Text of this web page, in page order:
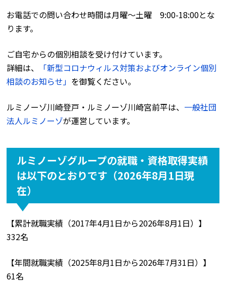
お電話での問い合わせ時間は月曜〜土曜 9:00-18:00とな
ります。
ご自宅からの個別相談を受け付けています。
詳細は、
「新型コロナウィルス対策およびオンライン個別
相談のお知らせ」 を御覧ください。
ルミノーゾ川崎登戸・ルミノーゾ川崎宮前平は、 一般社団
法人ルミノーゾが運営しています。
ルミノーゾグループの就職・資格取得実績
は以下のとおりです（2026年8月1日現
在）
【累計就職実績（2017年4月1日から2026年8月1日）】
332名
【年間就職実績（2025年8月1日から2026年7月31日）】
61名